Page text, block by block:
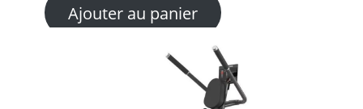
Ajouter au panier